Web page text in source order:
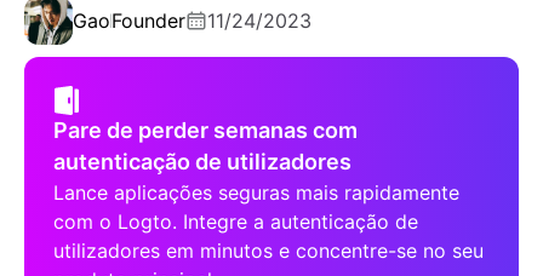
GaoFounder 11/24/2023
Pare de perder semanas com
autenticação de utilizadores
Lance aplicações seguras mais rapidamente
com o Logto. Integre a autenticação de
utilizadores em minutos e concentre-se no seu